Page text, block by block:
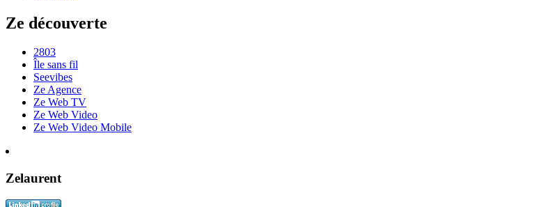
Ze découverte
2803
Île sans fil
Seevibes
Ze Agence
Ze Web TV
Ze Web Video
Ze Web Video Mobile
Zelaurent